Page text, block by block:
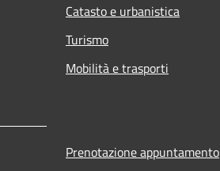
Catasto e urbanistica
Turismo
Mobilità e trasporti
Prenotazione appuntamento